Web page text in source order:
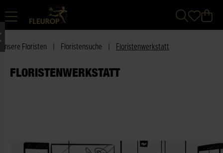
Unsere Floristen Floristensuche Floristenwerkstatt
FLORISTENWERKSTATT